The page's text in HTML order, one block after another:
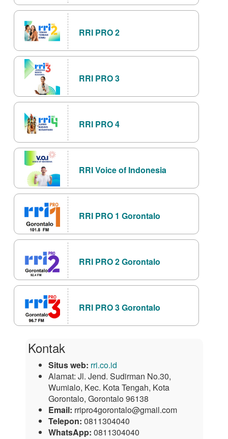
RRI PRO 2
RRI PRO 3
RRI PRO 4
RRI Voice of Indonesia
RRI PRO 1 Gorontalo
RRI PRO 2 Gorontalo
RRI PRO 3 Gorontalo
Kontak
Situs web: rri.co.id
Alamat: Jl. Jend. Sudirman No.30,
Wumialo, Kec. Kota Tengah, Kota
Gorontalo, Gorontalo 96138
Email: rripro4gorontalo@gmail.com
Telepon: 0811304040
WhatsApp: 0811304040